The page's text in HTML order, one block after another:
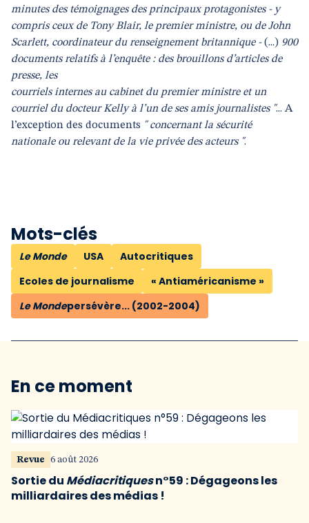
minutes des témoignages des principaux protagonistes - y
compris ceux de Tony Blair, le premier ministre, ou de John
Scarlett, coordinateur du renseignement britannique -(...) 900
documents relatifs à l’enquête : des brouillons d’articles de
presse, les
courriels internes au cabinet du premier ministre et un
courriel du docteur Kelly à l’un de ses amis journalistes "... A
l’exception des documents " concernant la sécurité
nationale ou relevant de la vie privée des acteurs ".
Mots-clés
Le Monde USA
Autocritiques
Ecoles de journalisme
« Antiaméricanisme »
Le Mondepersévère... (2002-2004)
En ce moment
Revue 6 août 2026
Sortie du Médiacritiquesn°59 : Dégageons les
milliardaires des médias !